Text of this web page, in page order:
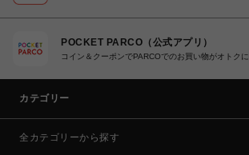
POCKET PARCO（公式アプリ）
コイン＆クーポンでPARCOでのお買い物がオトクに
カテゴリー
全カテゴリーから探す